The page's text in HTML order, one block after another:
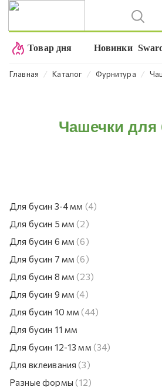
Товар дня Новинки
Главная ⁄ Каталог ⁄ Фурнитура ⁄
Чашечки для
Для бусин 3-4 мм (4)
Для бусин 5 мм (2)
Для бусин 6 мм (6)
Для бусин 7 мм (6)
Для бусин 8 мм (23)
Для бусин 9 мм (4)
Для бусин 10 мм (44)
Для бусин 11 мм
Для бусин 12-13 мм (34)
Для вклеивания (3)
Разные формы (12)